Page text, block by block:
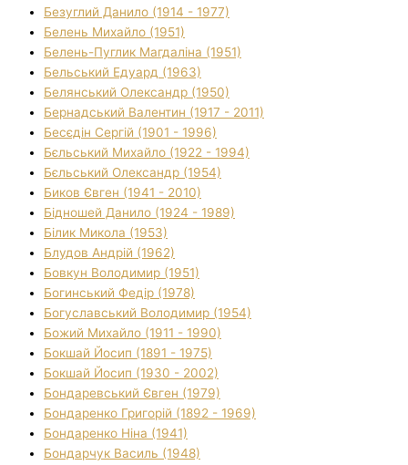
Безуглий Данило (1914 - 1977)
Белень Михайло (1951)
Белень-Пуглик Магдаліна (1951)
Бельський Едуард (1963)
Белянський Олександр (1950)
Бернадський Валентин (1917 - 2011)
Бесєдін Сергій (1901 - 1996)
Бєльський Михайло (1922 - 1994)
Бєльський Олександр (1954)
Биков Євген (1941 - 2010)
Бідношей Данило (1924 - 1989)
Білик Микола (1953)
Блудов Андрій (1962)
Бовкун Володимир (1951)
Богинський Федір (1978)
Богуславський Володимир (1954)
Божий Михайло (1911 - 1990)
Бокшай Йосип (1891 - 1975)
Бокшай Йосип (1930 - 2002)
Бондаревський Євген (1979)
Бондаренко Григорій (1892 - 1969)
Бондаренко Ніна (1941)
Бондарчук Василь (1948)